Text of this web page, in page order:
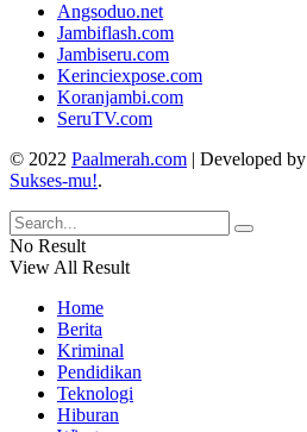
Angsoduo.net
Jambiflash.com
Jambiseru.com
Kerinciexpose.com
Koranjambi.com
SeruTV.com
© 2022 Paalmerah.com | Developed by
Sukses-mu!.
No Result
View All Result
Home
Berita
Kriminal
Pendidikan
Teknologi
Hiburan